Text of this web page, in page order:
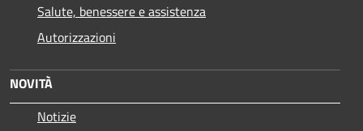
Salute, benessere e assistenza
Autorizzazioni
NOVITÀ
Notizie